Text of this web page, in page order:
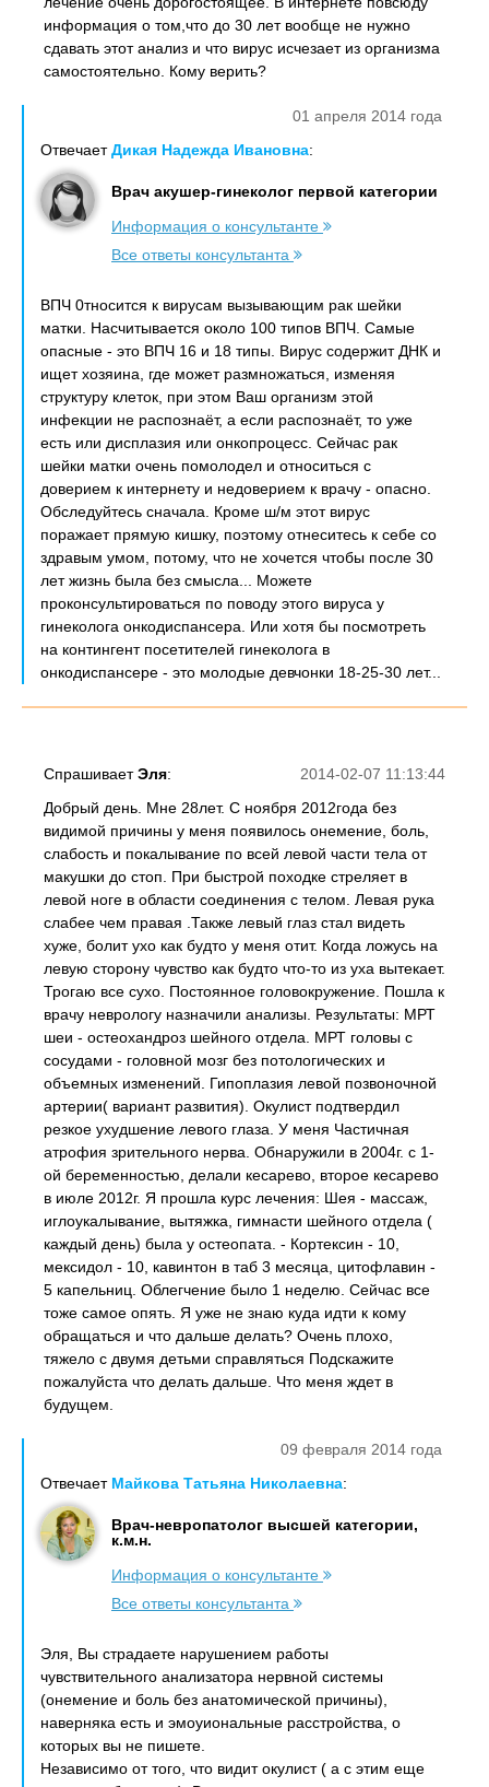
информация о том,что до 30 лет вообще не нужно
сдавать этот анализ и что вирус исчезает из организма
самостоятельно. Кому верить?
01 апреля 2014 года
ОтвечаетДикая Надежда Ивановна:
Врач акушер-гинеколог первой категории
Информация о консультанте
Все ответы консультанта
ВПЧ 0тносится к вирусам вызывающим рак шейки
матки. Насчитывается около 100 типов ВПЧ. Самые
опасные - это ВПЧ 16 и 18 типы. Вирус содержит ДНК и
ищет хозяина, где может размножаться, изменяя
структуру клеток, при этом Ваш организм этой
инфекции не распознаёт, а если распознаёт, то уже
есть или дисплазия или онкопроцесс. Сейчас рак
шейки матки очень помолодел и относиться с
доверием к интернету и недоверием к врачу - опасно.
Обследуйтесь сначала. Кроме ш/м этот вирус
поражает прямую кишку, поэтому отнеситесь к себе со
здравым умом, потому, что не хочется чтобы после 30
лет жизнь была без смысла... Можете
проконсультироваться по поводу этого вируса у
гинеколога онкодиспансера. Или хотя бы посмотреть
на контингент посетителей гинеколога в
онкодиспансере - это молодые девчонки 18-25-30 лет...
2014-02-07 11:13:44
СпрашиваетЭля:
Добрый день. Мне 28лет. С ноября 2012года без
видимой причины у меня появилось онемение, боль,
слабость и покалывание по всей левой части тела от
макушки до стоп. При быстрой походке стреляет в
левой ноге в области соединения с телом. Левая рука
слабее чем правая .Также левый глаз стал видеть
хуже, болит ухо как будто у меня отит. Когда ложусь на
левую сторону чувство как будто что-то из уха вытекает.
Трогаю все сухо. Постоянное головокружение. Пошла к
врачу неврологу назначили анализы. Результаты: МРТ
шеи - остеохандроз шейного отдела. МРТ головы с
сосудами - головной мозг без потологических и
объемных изменений. Гипоплазия левой позвоночной
артерии( вариант развития). Окулист подтвердил
резкое ухудшение левого глаза. У меня Частичная
атрофия зрительного нерва. Обнаружили в 2004г. с 1-
ой беременностью, делали кесарево, второе кесарево
в июле 2012г. Я прошла курс лечения: Шея - массаж,
иглоукалывание, вытяжка, гимнасти шейного отдела (
каждый день) была у остеопата. - Кортексин - 10,
мексидол - 10, кавинтон в таб 3 месяца, цитофлавин -
5 капельниц. Облегчение было 1 неделю. Сейчас все
тоже самое опять. Я уже не знаю куда идти к кому
обращаться и что дальше делать? Очень плохо,
тяжело с двумя детьми справляться Подскажите
пожалуйста что делать дальше. Что меня ждет в
будущем.
09 февраля 2014 года
Отвечает Майкова Татьяна Николаевна:
Врач-невропатолог высшей категории,
к.м.н.
Информация о консультанте
Все ответы консультанта
Эля, Вы страдаете нарушением работы
чувствительного анализатора нервной системы
(онемение и боль без анатомической причины),
наверняка есть и эмоуиональные расстройства, о
которых вы не пишете.
Независимо от того, что видит окулист ( а с этим еще